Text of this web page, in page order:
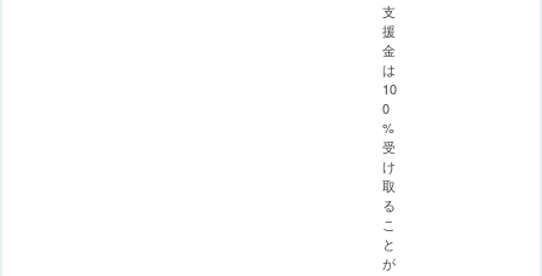
支
援
金
は
10
0
%
受
け
取
る
こ
と
が